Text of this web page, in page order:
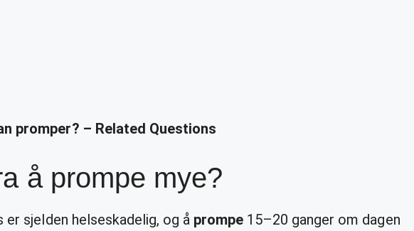
promper? – Related Questions
å prompe mye?
er sjelden helseskadelig, og å prompe 15–20 ganger om dagen